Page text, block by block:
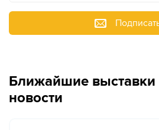
Ближайшие выставки
новости